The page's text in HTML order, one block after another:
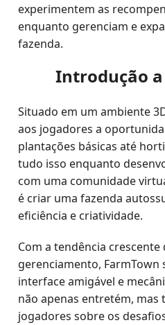
experimentem as
enquanto gerenciam e
fazenda.
Introdução
Situado em um ambiente
aos jogadores a
plantações básicas até
tudo isso enquanto
com uma comunidade
é criar uma fazenda
eficiência e criatividade.
Com a tendência
gerenciamento, FarmTown
interface amigável e
não apenas entretém, mas
jogadores sobre os